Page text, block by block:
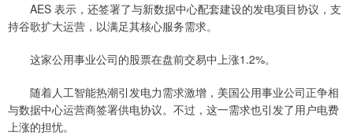
AES 表示，还签署了与新数据中心配套建设的发电项目协议，支
持谷歌扩大运营，以满足其核心服务需求。
这家公用事业公司的股票在盘前交易中上涨1.2%。
随着人工智能热潮引发电力需求激增，美国公用事业公司正争相
与数据中心运营商签署供电协议。不过，这一需求也引发了用户电费
上涨的担忧。